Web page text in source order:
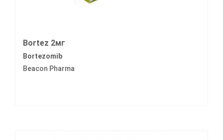
Bortez 2мг
Bortezomib
Beacon Pharma